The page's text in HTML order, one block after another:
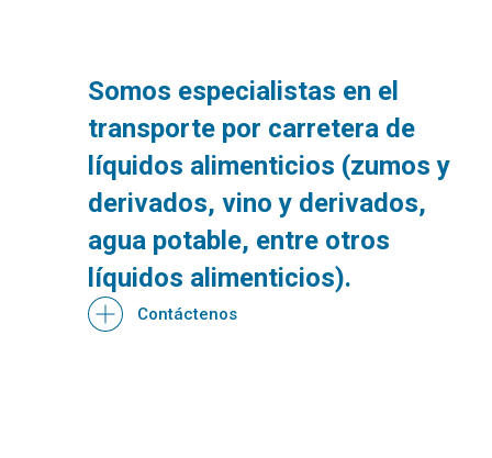
Somos especialistas en el
transporte por carretera de
líquidos alimenticios (zumos y
derivados, vino y derivados,
agua potable, entre otros
líquidos alimenticios).
Contáctenos